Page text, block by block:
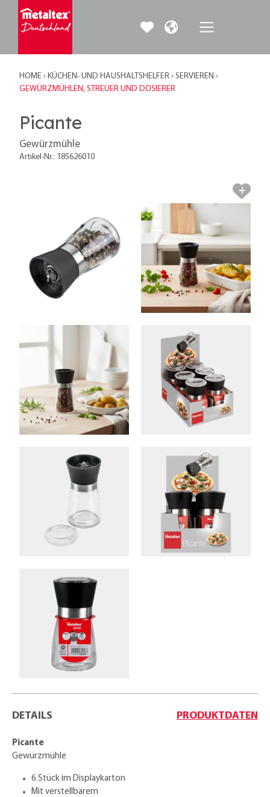
HOME › KÜCHEN- UND HAUSHALTSHELFER › SERVIEREN ›
GEWÜRZMÜHLEN, STREUER UND DOSIERER
Picante
Gewürzmühle
Artikel-Nr.: 185626010
DETAILS PRODUKTDATEN
Picante
Gewürzmühle
6 Stück im Displaykarton
Mit verstellbarem